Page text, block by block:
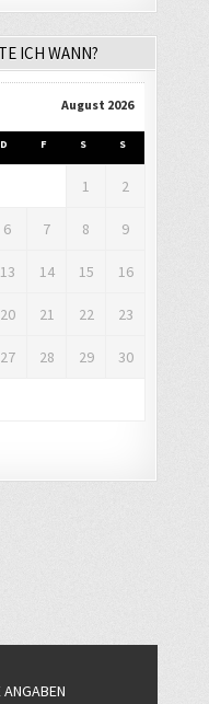
ICH WANN?
August 2026
D F S S
1 2
6 7 8 9
13 14 15 16
20 21 22 23
27 28 29 30
ANGABEN